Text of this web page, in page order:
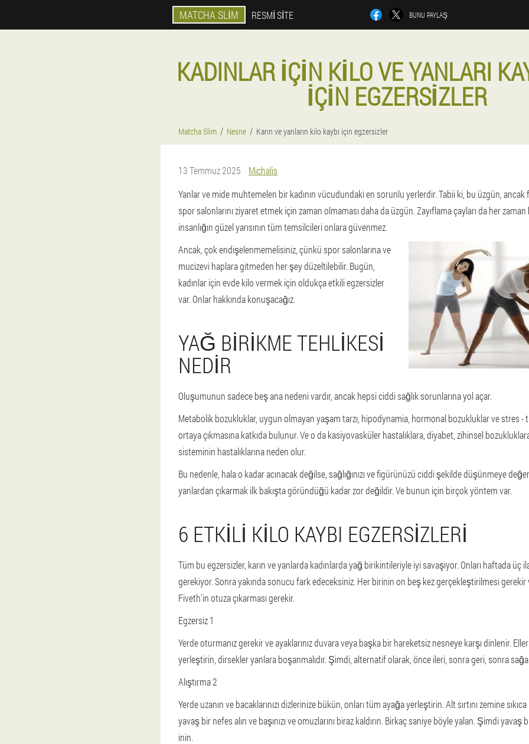
MATCHA SLIM RESMI SITE BUNU PAYLAŞ
KADINLAR IÇIN KILO VE YANLARI
IÇIN EGZERSIZLER
Matcha Slim Nesne Karın ve yanların kilo kaybı için egzersizler
13 Temmuz 2025
Michalis
Yanlar ve mide muhtemelen bir kadının vücudundaki en sorunlu yerlerdir. Tabii ki, bu üzgün,
spor salonlarını ziyaret etmek için zaman olmaması daha da üzgün. Zayıflama çayları da her
insanlığın güzel yarısının tüm temsilcileri onlara güvenmez.
Ancak, çok endişelenmemelisiniz, çünkü spor salonlarına ve
mucizevi haplara gitmeden her şey düzeltilebilir. Bugün,
kadınlar için evde kilo vermek için oldukça etkili egzersizler
var. Onlar hakkında konuşacağız.
YAĞ BIRIKME TEHLIKESI
NEDIR
Oluşumunun sadece beş ana nedeni vardır, ancak hepsi ciddi sağlık sorunlarına yol açar.
Metabolik bozukluklar, uygun olmayan yaşam tarzı, hipodynamia, hormonal bozukluklar ve stres -
ortaya çıkmasına katkıda bulunur. Ve o da kasiyovasküler hastalıklara, diyabet, zihinsel
sisteminin hastalıklarına neden olur.
Bu nedenle, hala o kadar acınacak değilse, sağlığınızı ve figürünüzü ciddi şekilde düşünmeye
yanlardan çıkarmak ilk bakışta göründüğü kadar zor değildir. Ve bunun için birçok yöntem var.
6 ETKILI KILO KAYBI EGZERSIZLERI
Tüm bu egzersizler, karın ve yanlarda kadınlarda yağ birikintileriyle iyi savaşıyor. Onları haftada üç
gerekiyor. Sonra yakında sonucu fark edeceksiniz. Her birinin on beş kez gerçekleştirilmesi gerekir
Fiveth'in otuza çıkarması gerekir.
Egzersiz 1
Yerde oturmanız gerekir ve ayaklarınız duvara veya başka bir hareketsiz nesneye karşı dinlenir.
yerleştirin, dirsekler yanlara boşanmalıdır. Şimdi, alternatif olarak, önce ileri, sonra geri, sonra
Alıştırma 2
Yerde uzanın ve bacaklarınızı dizlerinize bükün, onları tüm ayağa yerleştirin. Alt sırtını zemine
yavaş bir nefes alın ve başınızı ve omuzlarını biraz kaldırın. Birkaç saniye böyle yalan. Şimdi yavaş
inin.